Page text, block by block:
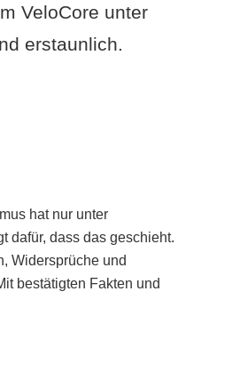
VeloCore unter
erstaunlich.
hat nur unter
dafür, dass das geschieht.
Widersprüche und
bestätigten Fakten und